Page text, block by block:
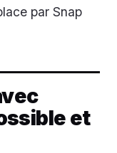
par Snap
et